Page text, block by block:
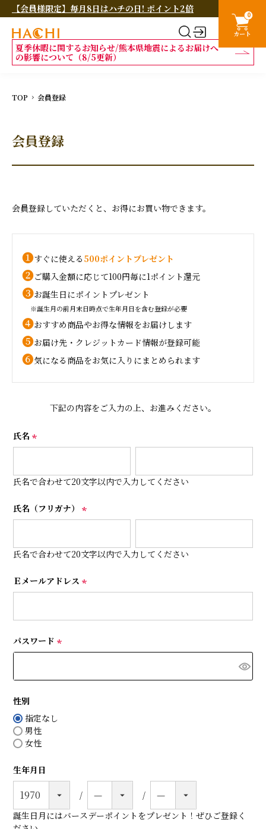
【会員様限定】毎月8日はハチの日! ポイント2倍
夏季休暇に関するお知らせ/熊本県地震によるお届けへ
の影響について（8/5更新）
0
カート
TOP 会員登録
会員登録
会員登録していただくと、お得にお買い物できます。
❶すぐに使える 500ポイントプレゼント
❷ご購入金額に応じて100円毎に1ポイント還元
❸お誕生日にポイントプレゼント
※誕生月の前月末日時点で生年月日を含む登録が必要
❹おすすめ商品やお得な情報をお届けします
❺お届け先・クレジットカード情報が登録可能
❻気になる商品をお気に入りにまとめられます
下記の内容をご入力の上、お進みください。
氏名
須
氏名で合わせて20文字以内で入力してください
氏名（フリガナ）
須
)
氏名で合わせて20文字以内で入力してください
Ｅメールアドレス
須
パスワード
須
性別
指定なし
男性
女性
生年月日
誕生日月にはバースデーポイントをプレゼント！ぜひご登録く